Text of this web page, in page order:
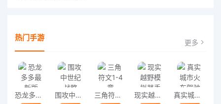
热门手游 更多
恐龙多多最新版 围攻中世纪战略 三角符文1-4章 现实越野模拟器手机版 真实城市火车驾驶游戏